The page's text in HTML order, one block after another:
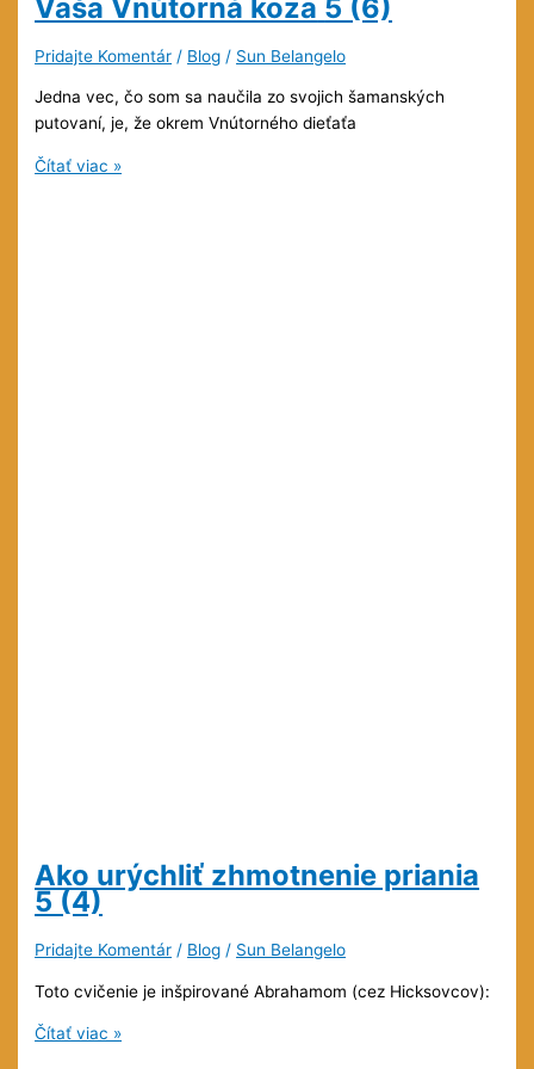
Vaša Vnútorná koza 5 (6)
Pridajte Komentár / Blog / Sun Belangelo
Jedna vec, čo som sa naučila zo svojich šamanských
putovaní, je, že okrem Vnútorného dieťaťa
Vaša
Čítať viac »
Ako urýchliť zhmotnenie priania
5 (4)
Pridajte Komentár / Blog / Sun Belangelo
Toto cvičenie je inšpirované Abrahamom (cez Hicksovcov):
Ako
Čítať viac »